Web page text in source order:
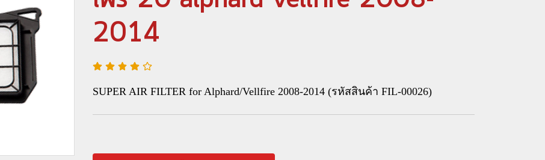
2014
SUPER AIR FILTER for Alphard/Vellfire 2008-2014 (รหัสสินค้า FIL-00026)